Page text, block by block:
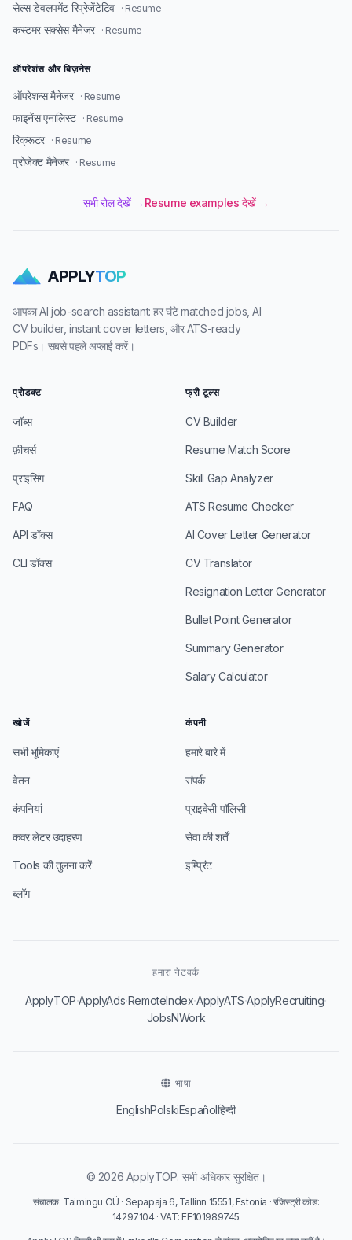
सेल्स डेवलपमेंट रिप्रेजेंटेटिव · Resume
कस्टमर सक्सेस मैनेजर · Resume
ऑपरेशंस और बिज़नेस
ऑपरेशन्स मैनेजर · Resume
फाइनेंस एनालिस्ट · Resume
रिक्रूटर · Resume
प्रोजेक्ट मैनेजर · Resume
सभी रोल देखें → Resume examples देखें →
APPLYTOP
आपका AI job-search assistant: हर घंटे matched jobs, AI
CV builder, instant cover letters, और ATS-ready
PDFs। सबसे पहले अप्लाई करें।
प्रोडक्ट
जॉब्स
फ़ीचर्स
प्राइसिंग
FAQ
API डॉक्स
CLI डॉक्स
फ्री टूल्स
CV Builder
Resume Match Score
Skill Gap Analyzer
ATS Resume Checker
AI Cover Letter Generator
CV Translator
Resignation Letter Generator
Bullet Point Generator
Summary Generator
Salary Calculator
खोजें
सभी भूमिकाएं
वेतन
कंपनियां
कवर लेटर उदाहरण
Tools की तुलना करें
ब्लॉग
कंपनी
हमारे बारे में
संपर्क
प्राइवेसी पॉलिसी
सेवा की शर्तें
इम्प्रिंट
हमारा नेटवर्क
ApplyTOP·ApplyAds·RemoteIndex·ApplyATS·ApplyRecruiting·
JobsNWork
भाषा
EnglishPolskiEspañolहिन्दी
© 2026 ApplyTOP. सभी अधिकार सुरक्षित।
संचालक: Taimingu OÜ · Sepapaja 6, Tallinn 15551, Estonia · रजिस्ट्री कोड:
14297104 · VAT: EE101989745